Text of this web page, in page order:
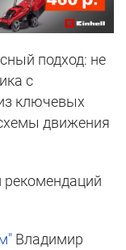
подход: не
с
ключевых
движения
рекомендаций
Владимир